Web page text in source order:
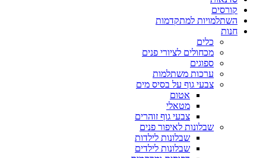
קורסים
השתלמויות למתקדמות
חנות
כלים
מכחולים לציורי פנים
ספוגים
ערכות משתלמות
צבעי גוף על בסיס מים
אטום
מטאלי
צבעי גוף זוהרים
שבלונות לאיפור פנים
שבלונות לילדות
שבלונות לילדים